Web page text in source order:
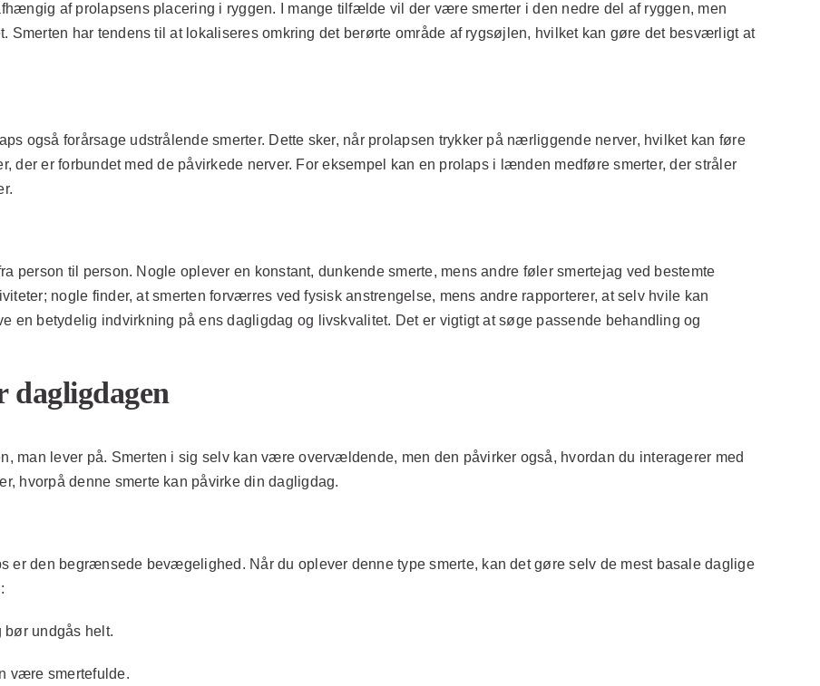
af prolapsens placering i ryggen. I mange tilfælde vil der være smerter i den nedre del af ryggen, men
Smerten har tendens til at lokaliseres omkring det berørte område af rygsøjlen, hvilket kan gøre det besværligt at
også forårsage udstrålende smerter. Dette sker, når prolapsen trykker på nærliggende nerver, hvilket kan føre
der er forbundet med de påvirkede nerver. For eksempel kan en prolaps i lænden medføre smerter, der stråler
person til person. Nogle oplever en konstant, dunkende smerte, mens andre føler smertejag ved bestemte
nogle finder, at smerten forværres ved fysisk anstrengelse, mens andre rapporterer, at selv hvile kan
en betydelig indvirkning på ens dagligdag og livskvalitet. Det er vigtigt at søge passende behandling og
dagligdagen
man lever på. Smerten i sig selv kan være overvældende, men den påvirker også, hvordan du interagerer med
hvorpå denne smerte kan påvirke din dagligdag.
er den begrænsede bevægelighed. Når du oplever denne type smerte, kan det gøre selv de mest basale daglige
undgås helt.
være smertefulde.